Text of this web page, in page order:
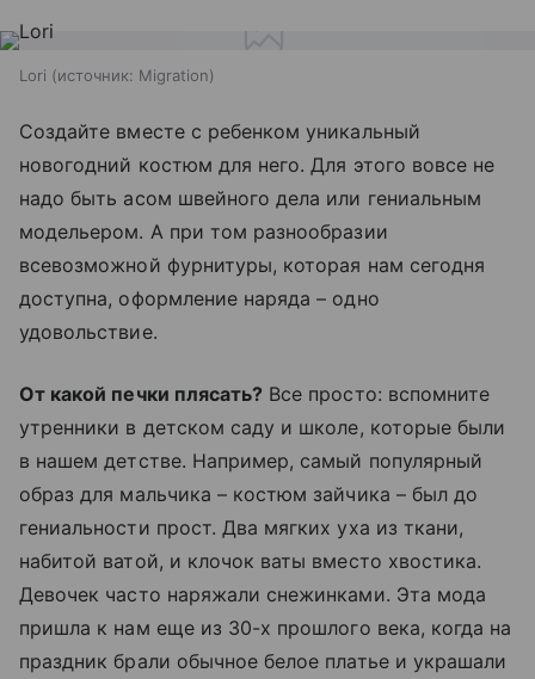
Lori источник: Migration
Создайте вместе с ребенком уникальный
новогодний костюм для него. Для этого вовсе не
надо быть асом швейного дела или гениальным
модельером. А при том разнообразии
всевозможной фурнитуры, которая нам сегодня
доступна, оформление наряда – одно
удовольствие.
От какой печки плясать? Все просто: вспомните
утренники в детском саду и школе, которые были
в нашем детстве. Например, самый популярный
образ для мальчика – костюм зайчика – был до
гениальности прост. Два мягких уха из ткани,
набитой ватой, и клочок ваты вместо хвостика.
Девочек часто наряжали снежинками. Эта мода
пришла к нам еще из 30-х прошлого века, когда на
праздник брали обычное белое платье и украшали